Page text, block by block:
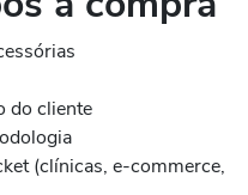
do cliente
(clínicas, e-commerce,